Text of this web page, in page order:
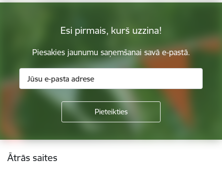
Esi pirmais, kurš uzzina!
Piesakies jaunumu saņemšanai savā e-pastā.
Kājene
Ātrās saites